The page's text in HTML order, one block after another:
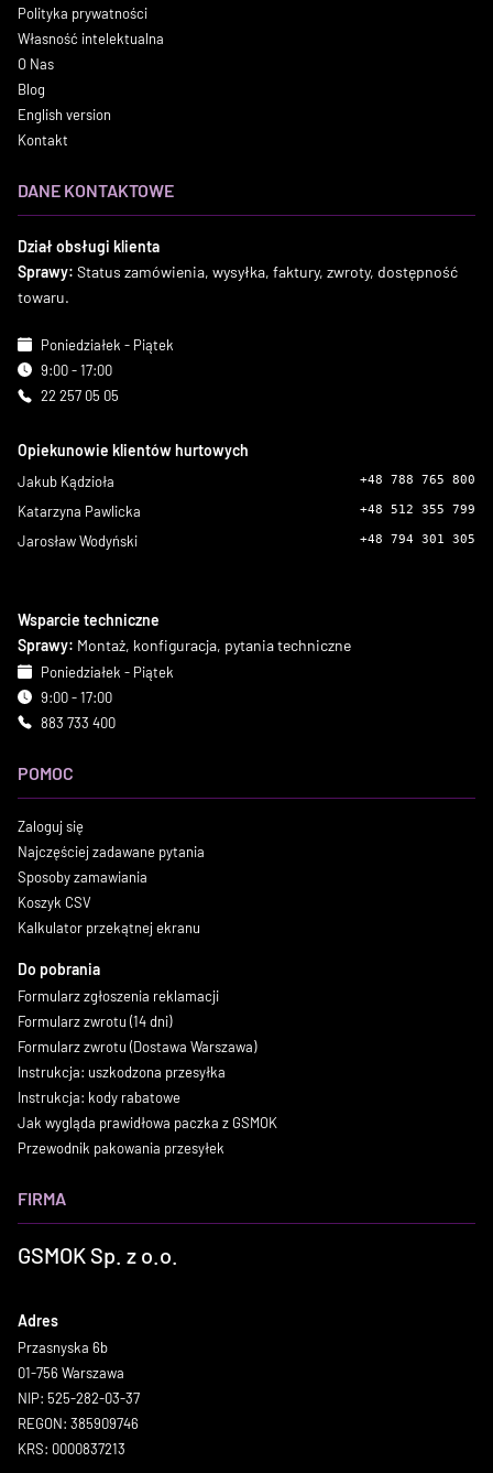
Polityka prywatności
Własność intelektualna
O Nas
Blog
English version
Kontakt
DANE KONTAKTOWE
Dział obsługi klienta
Sprawy: Status zamówienia, wysyłka, faktury, zwroty, dostępność
towaru.
Poniedziałek - Piątek
9:00 - 17:00
22 257 05 05
Opiekunowie klientów hurtowych
Jakub Kądzioła +48 788 765 800
Katarzyna Pawlicka +48 512 355 799
Jarosław Wodyński +48 794 301 305
Wsparcie techniczne
Sprawy: Montaż, konfiguracja, pytania techniczne
Poniedziałek - Piątek
9:00 - 17:00
883 733 400
POMOC
Zaloguj się
Najczęściej zadawane pytania
Sposoby zamawiania
Koszyk CSV
Kalkulator przekątnej ekranu
Do pobrania
Formularz zgłoszenia reklamacji
Formularz zwrotu (14 dni)
Formularz zwrotu (Dostawa Warszawa)
Instrukcja: uszkodzona przesyłka
Instrukcja: kody rabatowe
Jak wygląda prawidłowa paczka z GSMOK
Przewodnik pakowania przesyłek
FIRMA
GSMOK Sp. z o.o.
Adres
Przasnyska 6b
01-756 Warszawa
NIP: 525-282-03-37
REGON: 385909746
KRS: 0000837213